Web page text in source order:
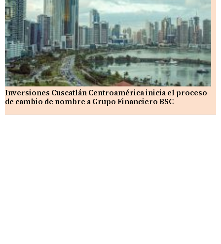
Inversiones Cuscatlán Centroamérica inicia el proceso
de cambio de nombre a Grupo Financiero BSC